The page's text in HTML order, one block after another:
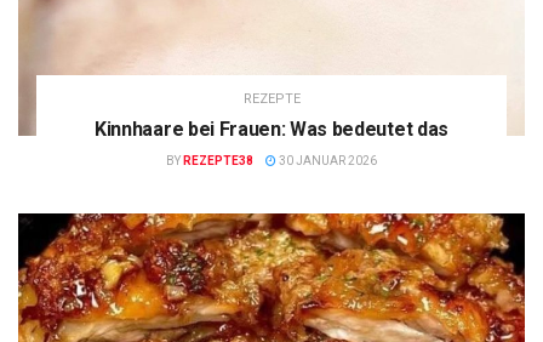
REZEPTE
Kinnhaare bei Frauen: Was bedeutet das
BY REZEPTE38 30 JANUAR 2026